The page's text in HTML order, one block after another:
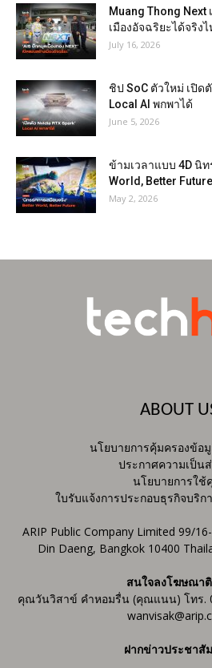
Muang Thong
เมืองอัจฉริยะได้จริงไ
July 16, 2026
ชิป SoC ตัวใหม่ เปิด
Local AI พกพาได้
June 5, 2026
ข้ามเวลาแบบ 4D นิ
World, Better Future
May 2, 2026
ABOUT
นโยบายการคุ้มครองข้อ
ประกาศความเป็น
นโยบายการใช้
ใบรับแจ้งการประกอบธุรกิจบริ
ARIP Public Company Limited 99/
Din Daeng, Bangkok 10400
สนใจลงโฆษณา
คุณวันวิสาข์ คำหอมรื่น (คุณแนน) โทร.
ฝากข่าวประชาสั